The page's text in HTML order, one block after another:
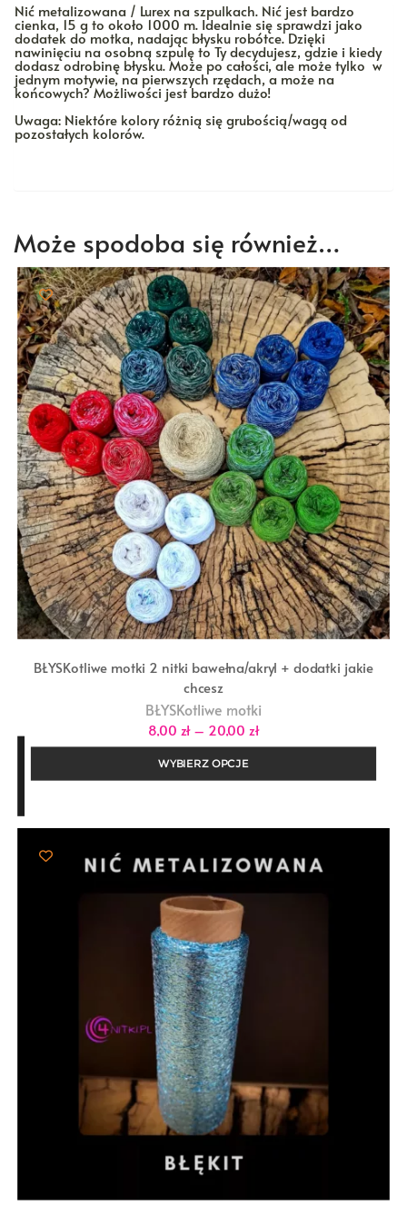
Nić metalizowana / Lurex na szpulkach. Nić jest bardzo
cienka, 15 g to około 1000 m. Idealnie się sprawdzi jako
dodatek do motka, nadając błysku robótce. Dzięki
nawinięciu na osobną szpulę to Ty decydujesz, gdzie i kiedy
dodasz odrobinę błysku. Może po całości, ale może tylko w
jednym motywie, na pierwszych rzędach, a może na
końcowych? Możliwości jest bardzo dużo!
Uwaga: Niektóre kolory różnią się grubością/wagą od
pozostałych kolorów.
Może spodoba się również…
BŁYSKotliwe motki 2 nitki bawełna/akryl + dodatki jakie
chcesz
BŁYSKotliwe motki
8,00 zł – 20,00 złZakres
cen:
do
WYBIERZ OPCJE